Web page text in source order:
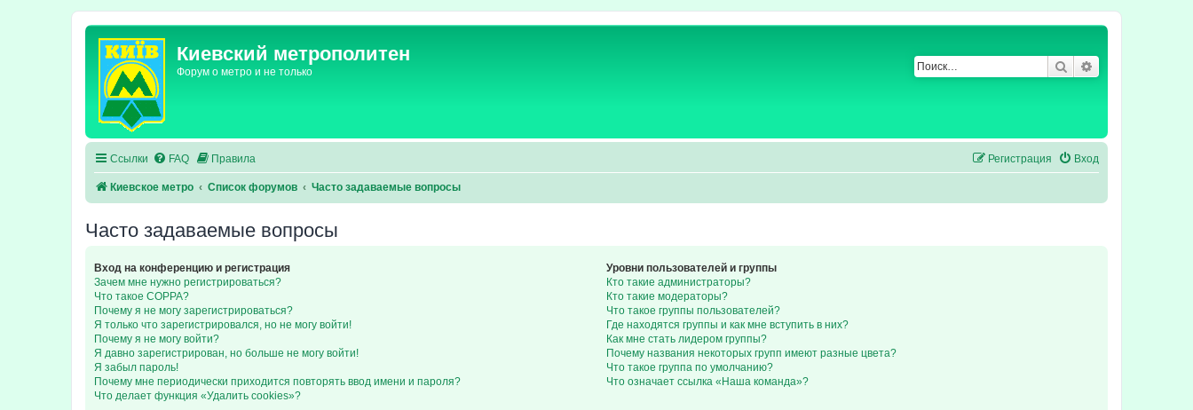
Киевский метрополитен
Форум о метро и не только Поиск
Ссылки FAQ Правила Вход
Регистрация
Киевское метро Список форумов Часто задаваемые вопросы
Часто задаваемые вопросы
Вход на конференцию и регистрация
Зачем мне нужно регистрироваться?
Что такое COPPA?
Почему я не могу зарегистрироваться?
Я только что зарегистрировался, но не могу войти!
Почему я не могу войти?
Я давно зарегистрирован, но больше не могу войти!
Я забыл пароль!
Почему мне периодически приходится повторять ввод имени и пароля?
Что делает функция «Удалить cookies»?
Уровни пользователей и группы
Кто такие администраторы?
Кто такие модераторы?
Что такое группы пользователей?
Где находятся группы и как мне вступить в них?
Как мне стать лидером группы?
Почему названия некоторых групп имеют разные цвета?
Что такое группа по умолчанию?
Что означает ссылка «Наша команда»?